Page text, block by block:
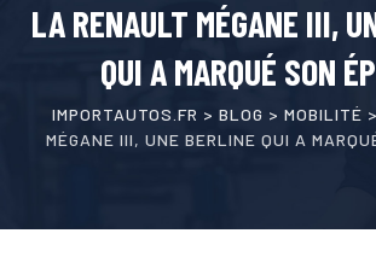
LA RENAULT MÉGANE III,
QUI A MARQUÉ SON
IMPORTAUTOS.FR > BLOG > MOBILITÉ >
MÉGANE III, UNE BERLINE QUI A